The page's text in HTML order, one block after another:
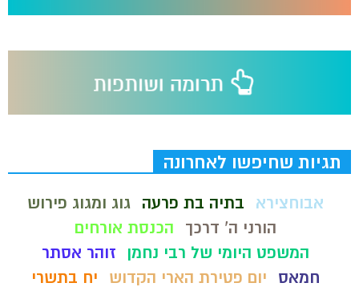
תגיות שחיפשו לאחרונה
אבוחצירא בתיה בת פרעה גוג ומגוג פירוש
הורני ה' דרכך
הכנסת אורחים
המשפט היומי של רבי נחמן
זוהר אסתר
חמאס
יום פטירת הארי הקדוש
יח בתשרי